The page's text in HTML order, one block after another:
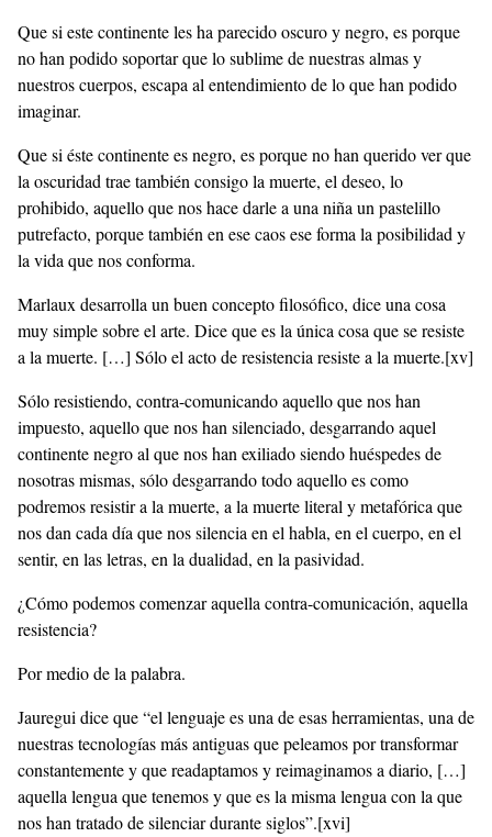
Que si este continente les ha parecido oscuro y negro, es porque
no han podido soportar que lo sublime de nuestras almas y
nuestros cuerpos, escapa al entendimiento de lo que han podido
imaginar.
Que si éste continente es negro, es porque no han querido ver que
la oscuridad trae también consigo la muerte, el deseo, lo
prohibido, aquello que nos hace darle a una niña un pastelillo
putrefacto, porque también en ese caos ese forma la posibilidad y
la vida que nos conforma.
Marlaux desarrolla un buen concepto filosófico, dice una cosa
muy simple sobre el arte. Dice que es la única cosa que se resiste
a la muerte. […] Sólo el acto de resistencia resiste a la muerte.[xv]
Sólo resistiendo, contra-comunicando aquello que nos han
impuesto, aquello que nos han silenciado, desgarrando aquel
continente negro al que nos han exiliado siendo huéspedes de
nosotras mismas, sólo desgarrando todo aquello es como
podremos resistir a la muerte, a la muerte literal y metafórica que
nos dan cada día que nos silencia en el habla, en el cuerpo, en el
sentir, en las letras, en la dualidad, en la pasividad.
¿Cómo podemos comenzar aquella contra-comunicación, aquella
resistencia?
Por medio de la palabra.
Jauregui dice que “el lenguaje es una de esas herramientas, una de
nuestras tecnologías más antiguas que peleamos por transformar
constantemente y que readaptamos y reimaginamos a diario, […]
aquella lengua que tenemos y que es la misma lengua con la que
nos han tratado de silenciar durante siglos”.[xvi]